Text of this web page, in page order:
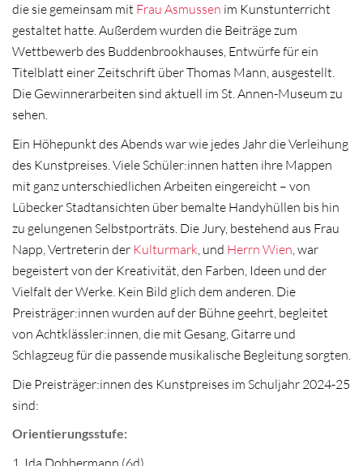
die sie gemeinsam mit Frau Asmussen im Kunstunterricht
gestaltet hatte. Außerdem wurden die Beiträge zum
Wettbewerb des Buddenbrookhauses, Entwürfe für ein
Titelblatt einer Zeitschrift über Thomas Mann, ausgestellt.
Die Gewinnerarbeiten sind aktuell im St. Annen-Museum zu
sehen.
Ein Höhepunkt des Abends war wie jedes Jahr die Verleihung
des Kunstpreises. Viele Schüler:innen hatten ihre Mappen
mit ganz unterschiedlichen Arbeiten eingereicht – von
Lübecker Stadtansichten über bemalte Handyhüllen bis hin
zu gelungenen Selbstporträts. Die Jury, bestehend aus Frau
Napp, Vertreterin der Kulturmark, und Herrn Wien, war
begeistert von der Kreativität, den Farben, Ideen und der
Vielfalt der Werke. Kein Bild glich dem anderen. Die
Preisträger:innen wurden auf der Bühne geehrt, begleitet
von Achtklässler:innen, die mit Gesang, Gitarre und
Schlagzeug für die passende musikalische Begleitung sorgten.
Die Preisträger:innen des Kunstpreises im Schuljahr 2024-25
sind:
Orientierungsstufe:
1. Ida Dobbermann (6d)